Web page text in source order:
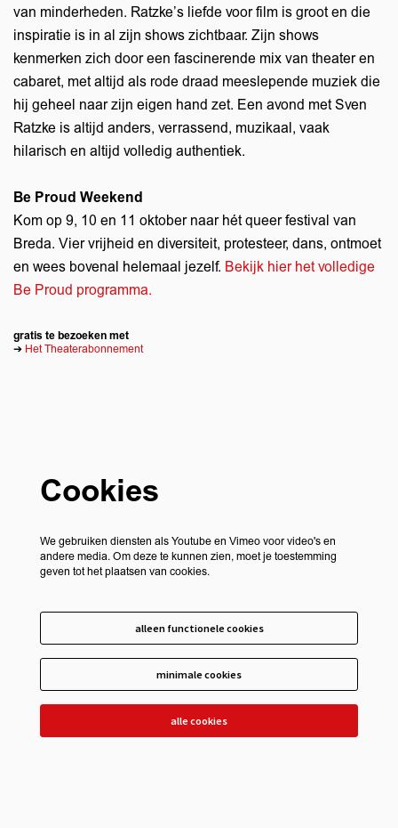
van minderheden. Ratzke’s liefde voor film is groot en die
inspiratie is in al zijn shows zichtbaar. Zijn shows
kenmerken zich door een fascinerende mix van theater en
cabaret, met altijd als rode draad meeslepende muziek die
hij geheel naar zijn eigen hand zet. Een avond met Sven
Ratzke is altijd anders, verrassend, muzikaal, vaak
hilarisch en altijd volledig authentiek.
Be Proud Weekend
Kom op 9, 10 en 11 oktober naar hét queer festival van
Breda. Vier vrijheid en diversiteit, protesteer, dans, ontmoet
en wees bovenal helemaal jezelf. Bekijk hier het volledige
Be Proud programma.
gratis te bezoeken met
➔ Het Theaterabonnement
Cookies
We gebruiken diensten als Youtube en Vimeo voor video's en
andere media. Om deze te kunnen zien, moet je toestemming
geven tot het plaatsen van cookies.
alleen functionele cookies
minimale cookies
alle cookies